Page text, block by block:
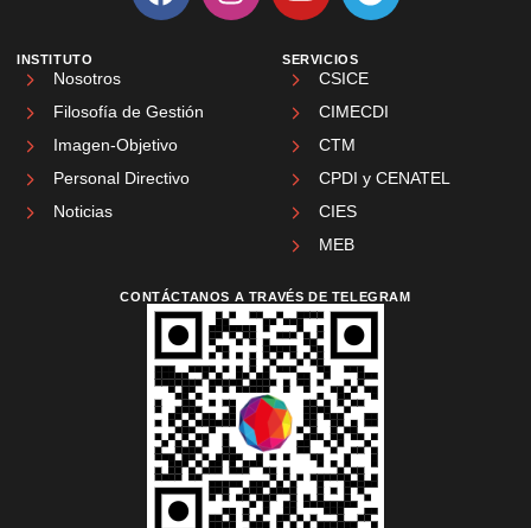
INSTITUTO
Nosotros
Filosofía de Gestión
Imagen-Objetivo
Personal Directivo
Noticias
SERVICIOS
CSICE
CIMECDI
CTM
CPDI y CENATEL
CIES
MEB
CONTÁCTANOS A TRAVÉS DE TELEGRAM